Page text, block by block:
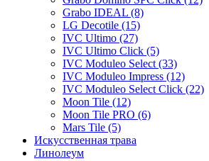
Grabo IDEAL (8)
LG Decotile (15)
IVC Ultimo (27)
IVC Ultimo Click (5)
IVC Moduleo Select (33)
IVC Moduleo Impress (12)
IVC Moduleo Select Click (22)
Moon Tile (12)
Moon Tile PRO (6)
Mars Tile (5)
Искусcтвенная трава
Линолеум